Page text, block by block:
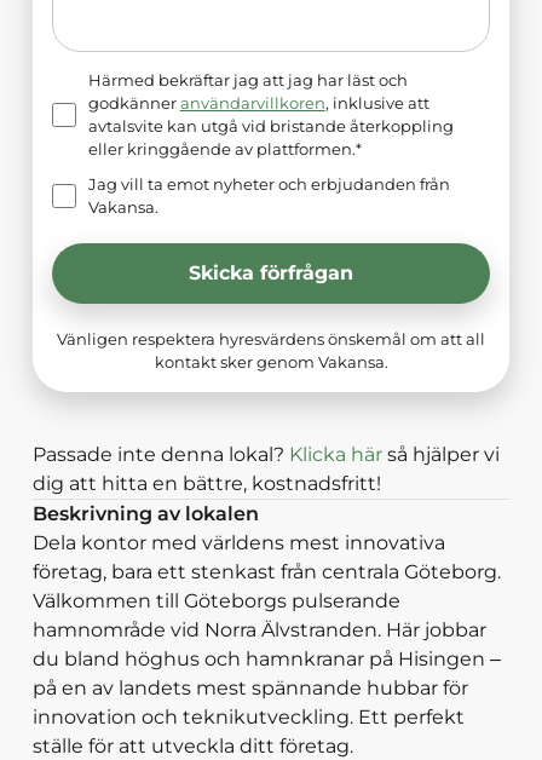
Härmed bekräftar jag att jag har läst och
godkänner användarvillkoren, inklusive att
avtalsvite kan utgå vid bristande återkoppling
eller kringgående av plattformen.*
Jag vill ta emot nyheter och erbjudanden från
Vakansa.
Skicka förfrågan
Vänligen respektera hyresvärdens önskemål om att all
kontakt sker genom Vakansa.
Passade inte denna lokal? Klicka här så hjälper vi
dig att hitta en bättre, kostnadsfritt!
Beskrivning av lokalen
Dela kontor med världens mest innovativa
företag, bara ett stenkast från centrala Göteborg.
Välkommen till Göteborgs pulserande
hamnområde vid Norra Älvstranden. Här jobbar
du bland höghus och hamnkranar på Hisingen –
på en av landets mest spännande hubbar för
innovation och teknikutveckling. Ett perfekt
ställe för att utveckla ditt företag.